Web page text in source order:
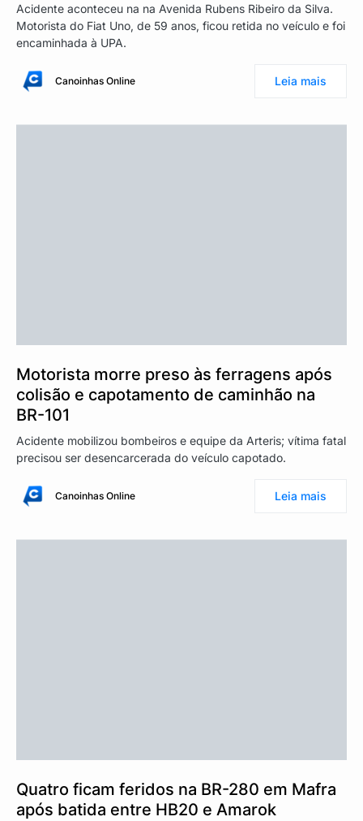
Acidente aconteceu na na Avenida Rubens Ribeiro da Silva.
Motorista do Fiat Uno, de 59 anos, ficou retida no veículo e foi
encaminhada à UPA.
Canoinhas Online Leia mais
Motorista morre preso às ferragens após
colisão e capotamento de caminhão na
BR-101
Acidente mobilizou bombeiros e equipe da Arteris; vítima fatal
precisou ser desencarcerada do veículo capotado.
Canoinhas Online Leia mais
Quatro ficam feridos na BR-280 em Mafra
após batida entre HB20 e Amarok